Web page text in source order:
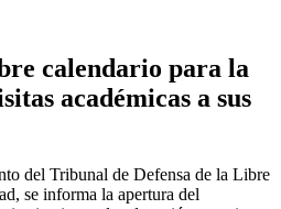
calendario para la
académicas a sus
del Tribunal de Defensa de la Libre
se informa la apertura del